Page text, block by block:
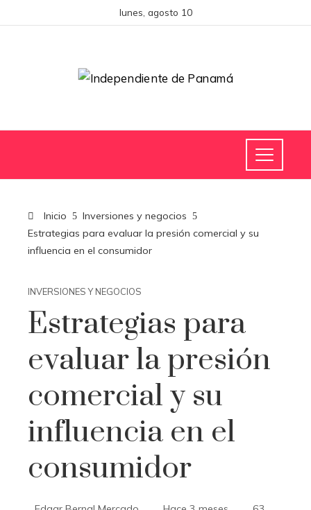
lunes, agosto 10
Inicio
Inversiones y negocios
Estrategias para evaluar la presión comercial y su
influencia en el consumidor
INVERSIONES Y NEGOCIOS
Estrategias para
evaluar la presión
comercial y su
influencia en el
consumidor